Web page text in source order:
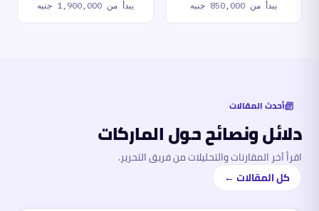
يبدأ من 850,000 جنيه يبدأ من 1,900,000 جنيه
أحدث المقالات
دلائل ونصائح حول الماركات
اقرأ آخر المقارنات والتحليلات من فريق التحرير.
كل المقالات ←